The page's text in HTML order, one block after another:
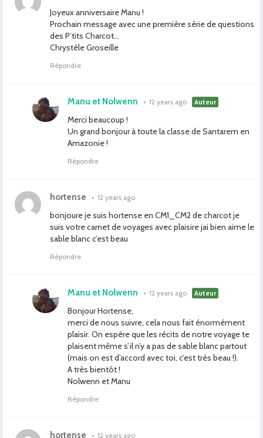
Joyeux anniversaire Manu !
Prochain message avec une première série de questions
des P’tits Charcot…
Chrystèle Groseille
Répondre
Manu et Nolwenn • 12 years ago Auteur
Merci beaucoup !
Un grand bonjour à toute la classe de Santarem en
Amazonie !
Répondre
hortense • 12 years ago
bonjoure je suis hortense en CM1_CM2 de charcot je
suis votre carnet de voyages avec plaisire jai bien aime le
sable blanc c’est beau
Répondre
Manu et Nolwenn • 12 years ago Auteur
Bonjour Hortense,
merci de nous suivre, cela nous fait énormément
plaisir. On espère que les récits de notre voyage te
plaisent même s’il n’y a pas de sable blanc partout
(mais on est d’accord avec toi, c’est très beau !).
A très bientôt !
Nolwenn et Manu
Répondre
hortense • 12 years ago